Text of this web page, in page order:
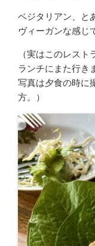
ベジタリアン、と
ヴィーガンな感じ
（実はこのレス
ランチにまた行き
写真は夕食の時に
方。）